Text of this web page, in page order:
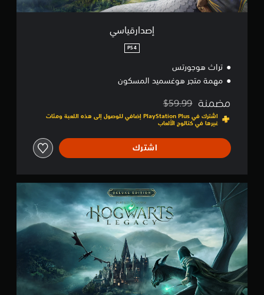
إصدارقياسي
PS4
تراث هوجورتس
مهمة متجر هوغسميد المسكون
مضمنة مخصوم من السعر الأصلي البالغ $59.99‏
$59.99
اشترك في PlayStation Plus إضافي للوصول إلى هذه اللعبة ومئات
غيرها في كتالوج الألعاب
اشترك
إ
ر
ف
ا
خ
ر